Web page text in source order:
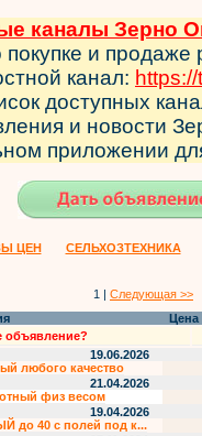
каналы Зерно
и продаже
канал:
доступных
и новости
приложении
ЦЕН СЕЛЬХОЗТЕХНИКА
1 | Следующая >>
Цена
объявление?
19.06.2026
любого качество
21.04.2026
физ весом
19.04.2026
до 40 с полей под к...